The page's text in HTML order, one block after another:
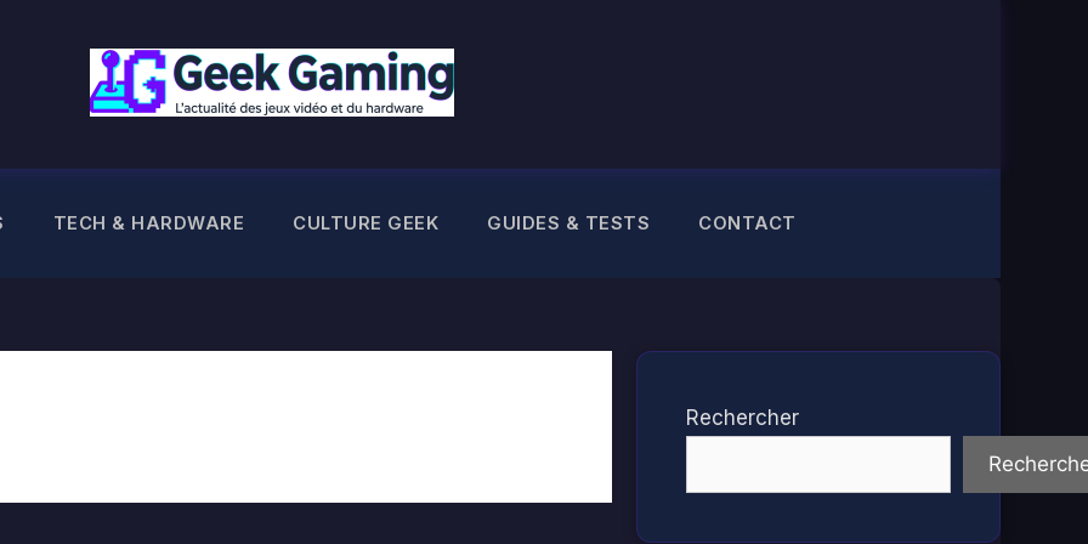
TECH & HARDWARE CULTURE GEEK GUIDES & TESTS CONTACT
Rechercher